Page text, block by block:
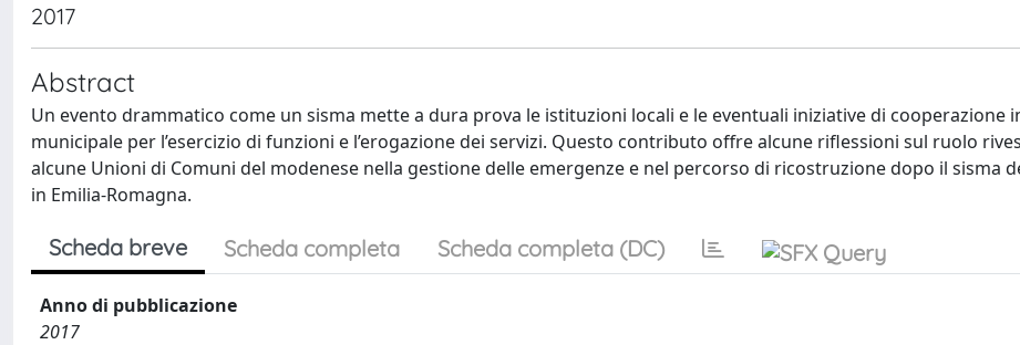
2017
Abstract
Un evento drammatico come un sisma mette a dura prova le istituzioni locali e le eventuali iniziative di cooperazione
municipale per l’esercizio di funzioni e l’erogazione dei servizi. Questo contributo offre alcune riflessioni sul ruolo
alcune Unioni di Comuni del modenese nella gestione delle emergenze e nel percorso di ricostruzione dopo il sisma
in Emilia-Romagna.
Scheda breve Scheda completa Scheda completa (DC)
Anno di pubblicazione
2017